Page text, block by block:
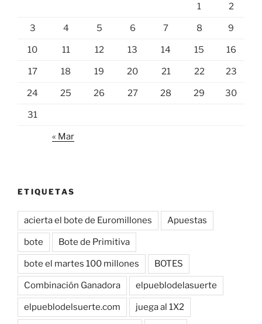
1 2
3 4 5 6 7 8 9
10 11 12 13 14 15 16
17 18 19 20 21 22 23
24 25 26 27 28 29 30
31
« Mar
ETIQUETAS
acierta el bote de Euromillones Apuestas
bote Bote de Primitiva
bote el martes 100 millones BOTES
Combinación Ganadora elpueblodelasuerte
elpueblodelsuerte.com juega al 1X2